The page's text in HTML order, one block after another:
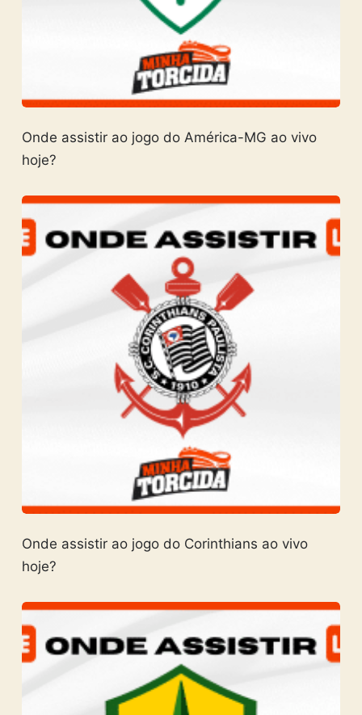
Onde assistir ao jogo do América-MG ao vivo
hoje?
Onde assistir ao jogo do Corinthians ao vivo
hoje?